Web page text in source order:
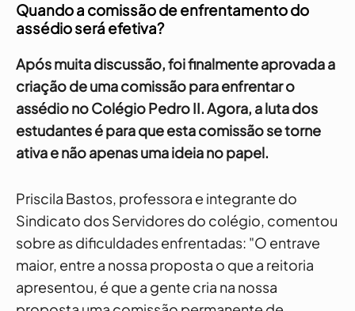
Quando a comissão de enfrentamento do
assédio será efetiva?
Após muita discussão, foi finalmente aprovada a
criação de uma comissão para enfrentar o
assédio no Colégio Pedro II. Agora, a luta dos
estudantes é para que esta comissão se torne
ativa e não apenas uma ideia no papel.
Priscila Bastos, professora e integrante do
Sindicato dos Servidores do colégio, comentou
sobre as dificuldades enfrentadas: "O entrave
maior, entre a nossa proposta o que a reitoria
apresentou, é que a gente cria na nossa